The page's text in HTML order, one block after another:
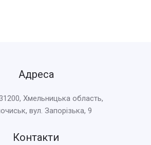
Адреса
Хмельницька область,
вул. Запорізька, 9
Контакти